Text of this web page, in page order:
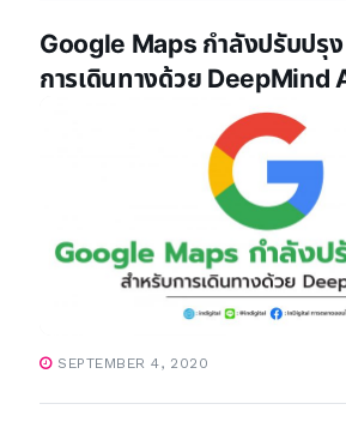
Google Maps กำลังปรับปรุง
การเดินทางด้วย DeepMind
SEPTEMBER 4, 2020